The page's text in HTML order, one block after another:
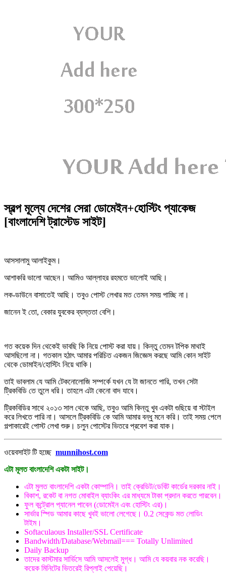
স্বল্প মূল্যে দেশের সেরা ডোমেইন+হোস্টিং প্যাকেজ
[বাংলাদেশি ট্রাস্টেড সাইট]
আসসালামু আলাইকুম।
আশাকরি ভালো আছেন। আমিও আল্লাহর রহমতে ভালোই আছি।
লক-ডাউনে বাসাতেই আছি। তবুও পোস্ট লেখার মত তেমন সময় পাচ্ছি না।
জানেন ই তো, বেকার যুবকের ব্যস্ততা বেশি।
গত কয়েক দিন থেকেই ভাবছি কি নিয়ে পোস্ট করা যায়। কিন্তু তেমন টপিক মাথাই
আসছিলো না। গতকাল হঠাৎ আমার পরিচিত একজন জিজ্ঞেস করছে আমি কোন সাইট
থেকে ডোমাইন/হোস্টিং নিয়ে থাকি।
তাই ভাবলাম যে আমি টেকনোলোজি সম্পর্কে যখন যে টা জানতে পারি, তখন সেটা
ট্রিকবিডি তে তুলে ধরি। তাহলে এটা কেনো বাদ যাবে।
ট্রিকবিডির সাথে ২০১৩ সাল থেকে আছি, তবুও আমি কিন্তু খুব একটা গুছিয়ে বা স্টাইল
করে লিখতে পারি না। আসলে ট্রিকবিডি কে আমি আমার বন্ধু মনে করি। তাই সময় পেলে
গল্পাকারেই পোস্ট লেখা শুরু। চলুন পোস্টের ভিতরে প্রবেশ করা যাক।
ওয়েবসাইট টি হচ্ছে munnihost.com
এটা মূলত বাংলাদেশি একটা সাইট।
এটা মুলত বাংলাদেশি একটা কোম্পানি। তাই ক্রেডিট/ডেবিট কার্ডের দরকার নাই।
বিকাশ, রকেট বা নগত মোবাইল ব্যাংকিং এর মাধ্যমে টাকা প্রদান করতে পারবেন।
ফুল কন্ট্রোল প্যানেল পাবেন (ডোমেইন এবং হোস্টিং এর)।
সার্ভার স্পিড আমার কাছে খুবই ভালো লেগেছে। 0.2 সেকেন্ড মত লোডিং
টাইম।
Softaculaous Installer/SSL Certificate
Bandwidth/Database/Webmail=== Totally Unlimited
Daily Backup
তাদের কাস্টমার সার্ভিসে আমি আসলেই মুগ্ধ। আমি যে কয়বার নক করেছি।
কয়েক মিনিটের ভিতরেই রিপ্লাই পেয়েছি।